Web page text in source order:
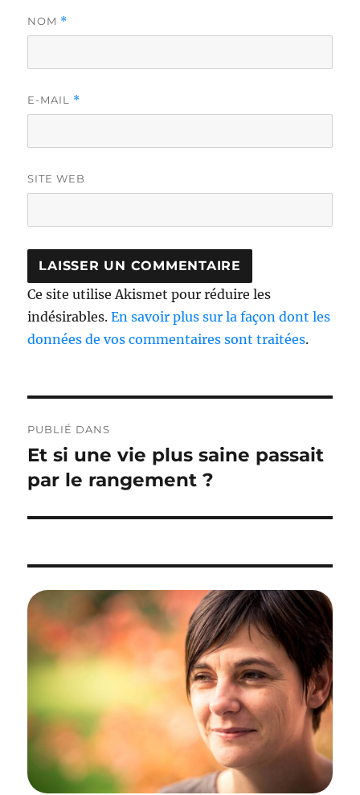
NOM *
E-MAIL *
SITE WEB
Ce site utilise Akismet pour réduire les
indésirables.En savoir plus sur la façon dont les
données de vos commentaires sont traitées.
de
l’article
PUBLIÉ DANS
Et si une vie plus saine passait
par le rangement ?